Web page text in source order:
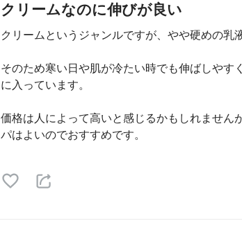
クリームなのに伸びが良い
クリームというジャンルですが、やや硬めの乳
そのため寒い日や肌が冷たい時でも伸ばしやす
に入っています。
価格は人によって高いと感じるかもしれません
パはよいのでおすすめです。